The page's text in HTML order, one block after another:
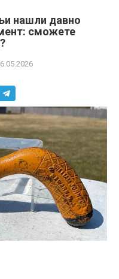
нашли давно
сможете